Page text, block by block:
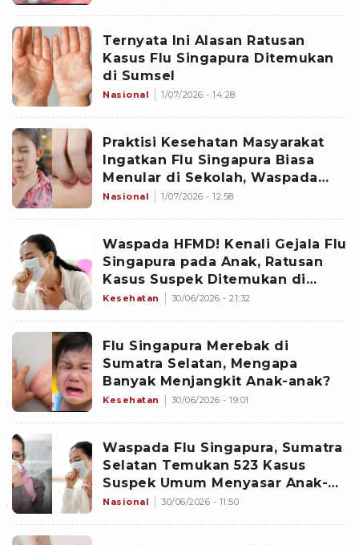
Ternyata Ini Alasan Ratusan
Kasus Flu Singapura Ditemukan
di Sumsel
Nasional 1/07/2026 - 14:28
Praktisi Kesehatan Masyarakat
Ingatkan Flu Singapura Biasa
Menular di Sekolah, Waspada
tapi Tidak Perlu Panik
Nasional 1/07/2026 - 12:58
Waspada HFMD! Kenali Gejala Flu
Singapura pada Anak, Ratusan
Kasus Suspek Ditemukan di
Sumatra Selatan
Kesehatan 30/06/2026 - 21:32
Flu Singapura Merebak di
Sumatra Selatan, Mengapa
Banyak Menjangkit Anak-anak?
Kesehatan 30/06/2026 - 19:01
Waspada Flu Singapura, Sumatra
Selatan Temukan 523 Kasus
Suspek Umum Menyasar Anak-
anak
Nasional 30/06/2026 - 11:50